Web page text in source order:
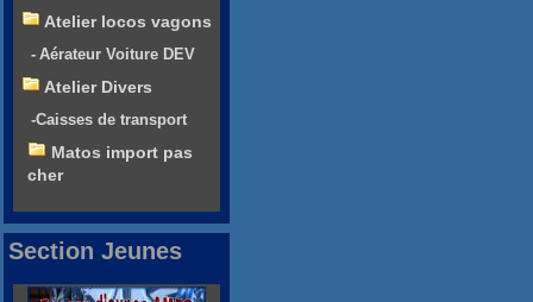
Atelier locos vagons
- Aérateur Voiture DEV
Atelier Divers
-Caisses de transport
Matos import pas
cher
Section Jeunes